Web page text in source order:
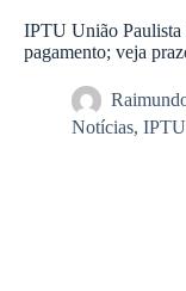
IPTU União Paulista
pagamento; veja
Notícias, IPTU